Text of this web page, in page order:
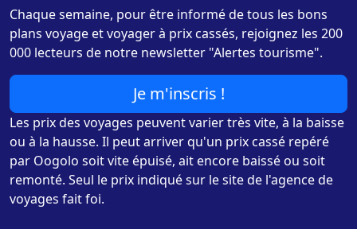
Chaque semaine, pour être informé de tous les bons
plans voyage et voyager à prix cassés, rejoignez les 200
000 lecteurs de notre newsletter "Alertes tourisme".
Je m'inscris !
Les prix des voyages peuvent varier très vite, à la baisse
ou à la hausse. Il peut arriver qu'un prix cassé repéré
par Oogolo soit vite épuisé, ait encore baissé ou soit
remonté. Seul le prix indiqué sur le site de l'agence de
voyages fait foi.